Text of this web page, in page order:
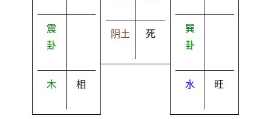
震
卦
木 相
阴土 死
巽
卦
水 旺